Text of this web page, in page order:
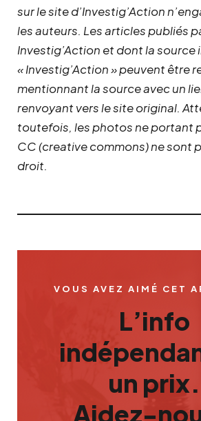
sur le site d’Investig’Action
les auteurs. Les articles publiés
Investig’Action et dont la source
« Investig’Action » peuvent être
mentionnant la source avec un
renvoyant vers le site original.
toutefois, les photos ne portant
CC (creative commons) ne sont
droit.
VOUS AVEZ AIMÉ CET
L’info
un prix.
Aidez-